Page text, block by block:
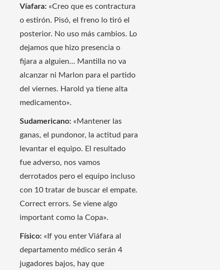
Víafara: «Creo que es contractura
o estirón. Pisó, el freno lo tiró el
posterior. No uso más cambios. Lo
dejamos que hizo presencia o
fijara a alguien… Mantilla no va
alcanzar ni Marlon para el partido
del viernes. Harold ya tiene alta
medicamento».
Sudamericano: «Mantener las
ganas, el pundonor, la actitud para
levantar el equipo. El resultado
fue adverso, nos vamos
derrotados pero el equipo incluso
con 10 tratar de buscar el empate.
Correct errors. Se viene algo
important como la Copa».
Físico: «If you enter Viáfara al
departamento médico serán 4
jugadores bajos, hay que